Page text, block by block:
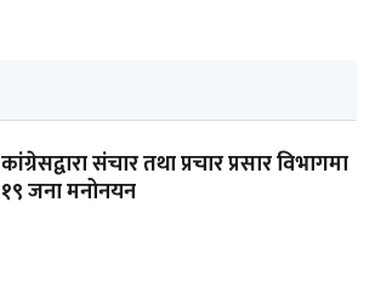
कांग्रेसद्वारा संचार तथा प्रचार प्रसार विभागमा
१९ जना मनोनयन